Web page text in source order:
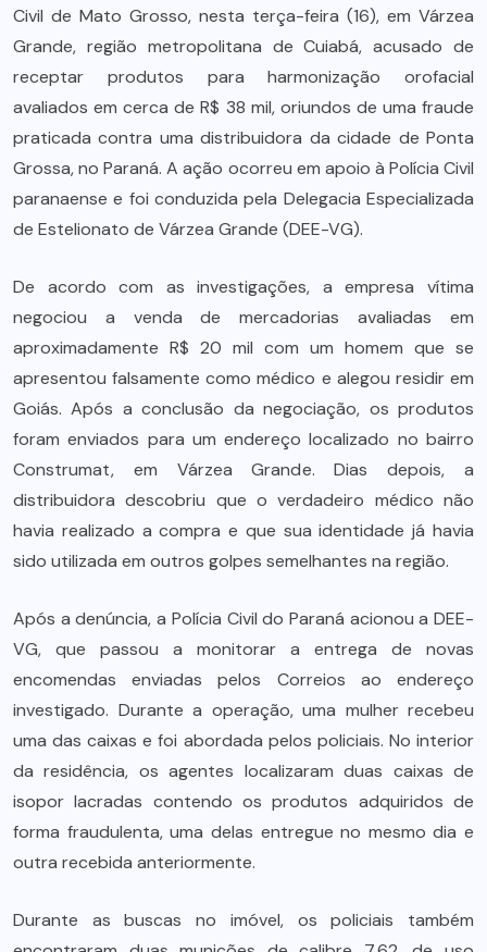
Civil de Mato Grosso, nesta terça-feira (16), em Várzea
Grande, região metropolitana de Cuiabá, acusado de
receptar produtos para harmonização orofacial
avaliados em cerca de R$ 38 mil, oriundos de uma fraude
praticada contra uma distribuidora da cidade de Ponta
Grossa, no Paraná. A ação ocorreu em apoio à Polícia Civil
paranaense e foi conduzida pela Delegacia Especializada
de Estelionato de Várzea Grande (DEE-VG).
De acordo com as investigações, a empresa vítima
negociou a venda de mercadorias avaliadas em
aproximadamente R$ 20 mil com um homem que se
apresentou falsamente como médico e alegou residir em
Goiás. Após a conclusão da negociação, os produtos
foram enviados para um endereço localizado no bairro
Construmat, em Várzea Grande. Dias depois, a
distribuidora descobriu que o verdadeiro médico não
havia realizado a compra e que sua identidade já havia
sido utilizada em outros golpes semelhantes na região.
Após a denúncia, a Polícia Civil do Paraná acionou a DEE-
VG, que passou a monitorar a entrega de novas
encomendas enviadas pelos Correios ao endereço
investigado. Durante a operação, uma mulher recebeu
uma das caixas e foi abordada pelos policiais. No interior
da residência, os agentes localizaram duas caixas de
isopor lacradas contendo os produtos adquiridos de
forma fraudulenta, uma delas entregue no mesmo dia e
outra recebida anteriormente.
Durante as buscas no imóvel, os policiais também